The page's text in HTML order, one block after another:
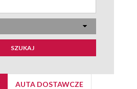
SZUKAJ
AUTA DOSTAWCZE